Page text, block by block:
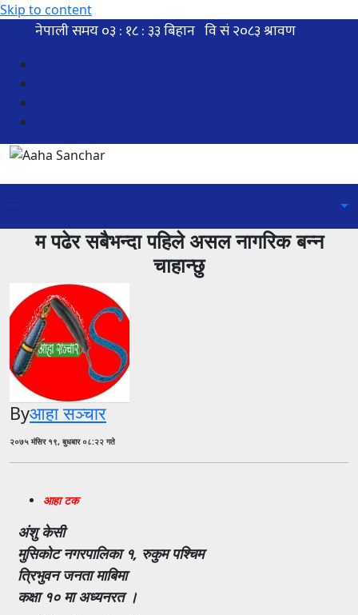
Skip to content
म पढेर सबैभन्दा पहिले असल नागरिक बन्न
चाहान्छु
Byआहा सञ्चार
२०७५ मंसिर १९, बुधबार ०८:२२ गते
आहा टक
अंशु केसी
मुसिकोट नगरपालिका १, रुकुम पश्चिम
त्रिभुवन जनता माबिमा
कक्षा १० मा अध्यनरत ।